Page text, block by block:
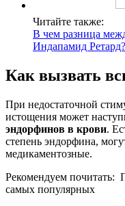
Читайте также:
В чем разница
Индапамид Ретард?
Как вызвать
При недостаточной
истощения может
эндорфинов в крови.
степень эндорфина,
медикаментозные.
Рекомендуем почитать:
самых популярных